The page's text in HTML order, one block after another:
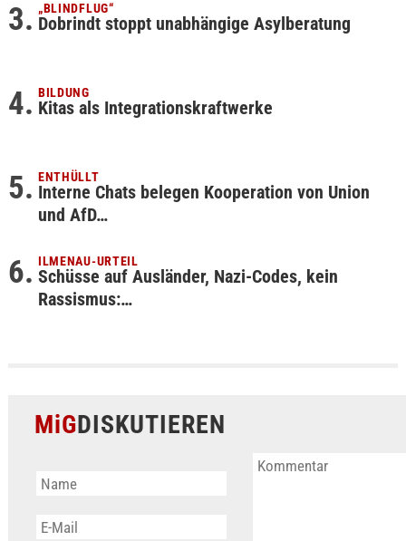
„BLINDFLUG“
Dobrindt stoppt unabhängige Asylberatung
BILDUNG
Kitas als Integrationskraftwerke
ENTHÜLLT
Interne Chats belegen Kooperation von Union
und AfD…
ILMENAU-URTEIL
Schüsse auf Ausländer, Nazi-Codes, kein
Rassismus:…
MiGDISKUTIEREN